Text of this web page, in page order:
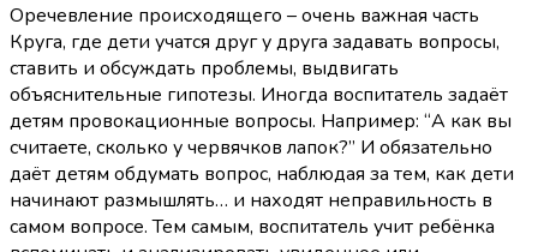
Оречевление происходящего – очень важная часть
Круга, где дети учатся друг у друга задавать вопросы,
ставить и обсуждать проблемы, выдвигать
объяснительные гипотезы. Иногда воспитатель задаёт
детям провокационные вопросы. Например: “А как вы
считаете, сколько у червячков лапок?” И обязательно
даёт детям обдумать вопрос, наблюдая за тем, как дети
начинают размышлять… и находят неправильность в
самом вопросе. Тем самым, воспитатель учит ребёнка